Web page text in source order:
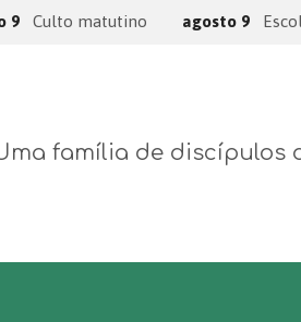
9 Culto matutino agosto 9
família de discípulos